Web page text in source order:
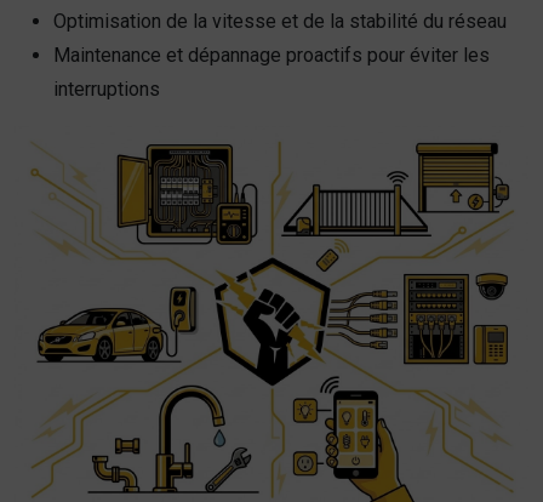
Optimisation de la vitesse et de la stabilité du réseau
Maintenance et dépannage proactifs pour éviter les
interruptions